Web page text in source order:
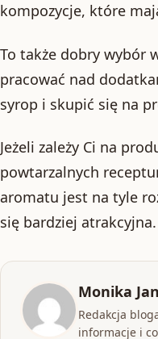
kompozycje, które
To także dobry wybór
pracować nad
syrop i skupić się na
Jeżeli zależy Ci na
powtarzalnych
aromatu jest na tyle
się bardziej atrakcyjna.
Monika
Redakcja
informacje i